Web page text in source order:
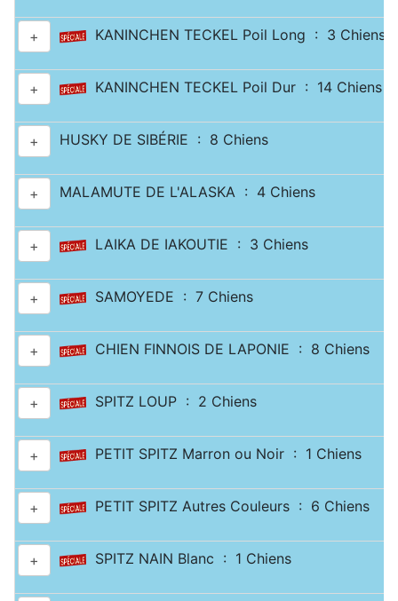
+ KANINCHEN TECKEL Poil Long : 3 Chiens
+ KANINCHEN TECKEL Poil Dur : 14 Chiens
+ HUSKY DE SIBÉRIE : 8 Chiens
+ MALAMUTE DE L'ALASKA : 4 Chiens
+ LAIKA DE IAKOUTIE : 3 Chiens
+ SAMOYEDE : 7 Chiens
+ CHIEN FINNOIS DE LAPONIE : 8 Chiens
+ SPITZ LOUP : 2 Chiens
+ PETIT SPITZ Marron ou Noir : 1 Chiens
+ PETIT SPITZ Autres Couleurs : 6 Chiens
+ SPITZ NAIN Blanc : 1 Chiens